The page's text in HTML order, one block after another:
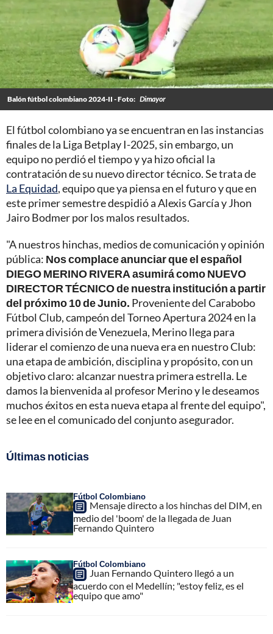
Balón fútbol colombiano 2024-II - Foto: Dimayor
El fútbol colombiano ya se encuentran en las instancias
finales de la Liga Betplay I-2025, sin embargo, un
equipo no perdió el tiempo y ya hizo oficial la
contratación de su nuevo director técnico. Se trata de
La Equidad, equipo que ya piensa en el futuro y que en
este primer semestre despidió a Alexis García y Jhon
Jairo Bodmer por los malos resultados.
"A nuestros hinchas, medios de comunicación y opinión
pública: Nos complace anunciar que el español
DIEGO MERINO RIVERA asumirá como NUEVO
DIRECTOR TÉCNICO de nuestra institución a partir
del próximo 10 de Junio. Proveniente del Carabobo
Fútbol Club, campeón del Torneo Apertura 2024 en la
primera división de Venezuela, Merino llega para
liderar el comienzo de una nueva era en nuestro Club:
una etapa de ambición, disciplina y propósito, con un
objetivo claro: alcanzar nuestra primera estrella. Le
damos la bienvenida al profesor Merino y le deseamos
muchos éxitos en esta nueva etapa al frente del equipo",
se lee en el comunicado del conjunto asegurador.
Últimas noticias
Fútbol Colombiano
Mensaje directo a los hinchas del DIM, en
medio del 'boom' de la llegada de Juan
Fernando Quintero
Fútbol Colombiano
Juan Fernando Quintero llegó a un
acuerdo con el Medellín; "estoy feliz, es el
equipo que amo"